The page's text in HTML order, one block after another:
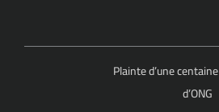
Plainte d’une
d’ONG